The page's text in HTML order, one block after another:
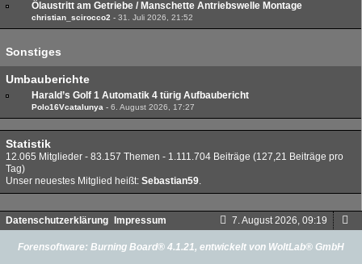
Ölaustritt am Getriebe / Manschette Antriebswelle Montage
christian_scirocco2 - 31. Juli 2026, 21:52
Sonstiges
Umbauberichte
Harald’s Golf 1 Automatik 4 türig Aufbaubericht
Polo16Vcatalunya - 6. August 2026, 17:27
Statistik
12.065 Mitglieder - 83.157 Themen - 1.111.704 Beiträge (127,21 Beiträge pro
Tag)
Unser neuestes Mitglied heißt: Sebastian59.
Datenschutzerklärung Impressum 7. August 2026, 09:19
Forensoftware: Burning Board® 4.1.21, entwickelt von WoltLab® GmbH